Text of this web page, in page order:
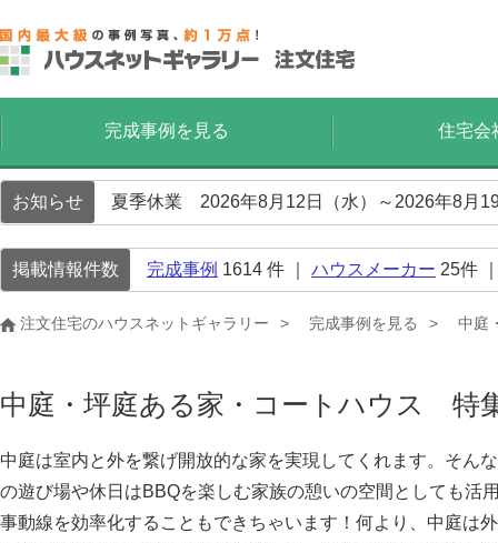
完成事例を見る 住宅会
お知らせ 夏季休業 2026年8月12日（水）～2026年8月
掲載情報件数 完成事例 1614 件 ｜ ハウスメーカー 25件
注文住宅のハウスネットギャラリー 完成事例を見る 中庭
中庭・坪庭ある家・コートハウス 特
中庭は室内と外を繋げ開放的な家を実現してくれます。そん
の遊び場や休日はBBQを楽しむ家族の憩いの空間としても活
事動線を効率化することもできちゃいます！何より、中庭は